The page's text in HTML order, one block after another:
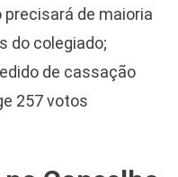
precisará de maioria
do colegiado;
de cassação
257 votos